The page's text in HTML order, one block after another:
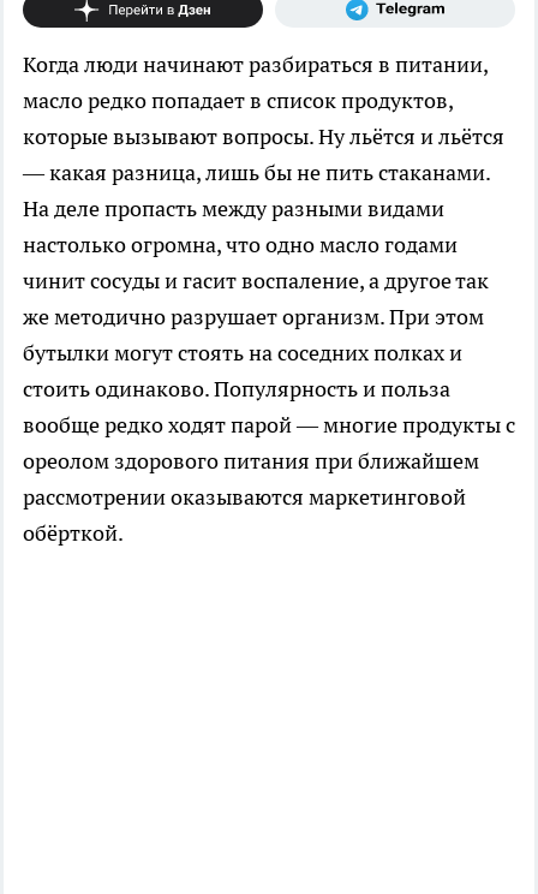
Когда люди начинают разбираться в питании,
масло редко попадает в список продуктов,
которые вызывают вопросы. Ну льётся и льётся
— какая разница, лишь бы не пить стаканами.
На деле пропасть между разными видами
настолько огромна, что одно масло годами
чинит сосуды и гасит воспаление, а другое так
же методично разрушает организм. При этом
бутылки могут стоять на соседних полках и
стоить одинаково. Популярность и польза
вообще редко ходят парой — многие продукты с
ореолом здорового питания при ближайшем
рассмотрении оказываются маркетинговой
обёрткой.